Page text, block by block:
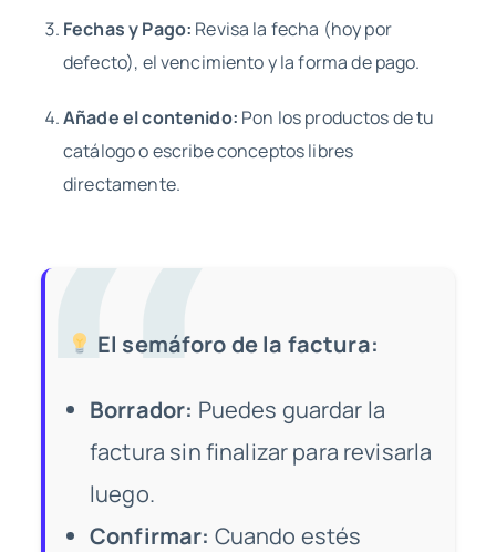
Fechas y Pago: Revisa la fecha (hoy por
defecto), el vencimiento y la forma de pago.
Añade el contenido: Pon los productos de tu
catálogo o escribe conceptos libres
directamente.
El semáforo de la factura:
Borrador: Puedes guardar la
factura sin finalizar para revisarla
luego.
Confirmar: Cuando estés